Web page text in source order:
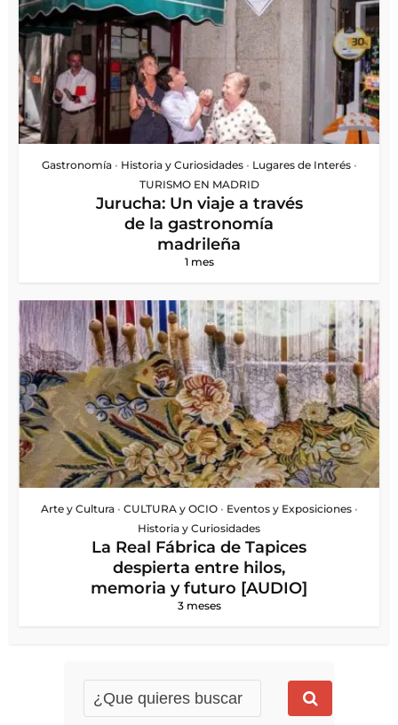
Gastronomía • Historia y Curiosidades • Lugares de Interés •
TURISMO EN MADRID
Jurucha: Un viaje a través
de la gastronomía
madrileña
1 mes
Arte y Cultura • CULTURA y OCIO • Eventos y Exposiciones •
Historia y Curiosidades
La Real Fábrica de Tapices
despierta entre hilos,
memoria y futuro [AUDIO]
3 meses